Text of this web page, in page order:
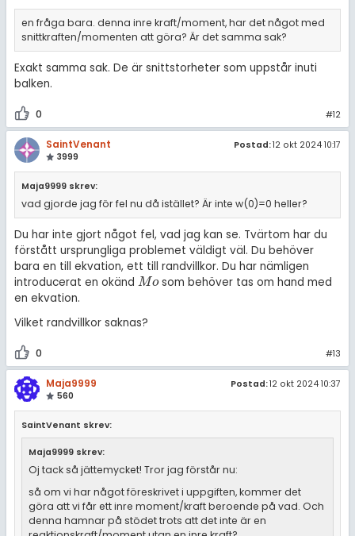
en fråga bara. denna inre kraft/moment, har det något med
snittkraften/momenten att göra? Är det samma sak?
Exakt samma sak. De är snittstorheter som uppstår inuti
balken.
0 #12
SaintVenant
3999
Postad:12 okt 2024 10:17
Maja9999 skrev:
vad gjorde jag för fel nu då istället? Är inte w(0)=0 heller?
Du har inte gjort något fel, vad jag kan se. Tvärtom har du
förstått ursprungliga problemet väldigt väl. Du behöver
bara en till ekvation, ett till randvillkor. Du har nämligen
introducerat en okänd Mo
Mo som behöver tas om hand med
en ekvation.
Vilket randvillkor saknas?
0 #13
Maja9999
560
Postad:12 okt 2024 10:37
SaintVenant skrev:
Maja9999 skrev:
Oj tack så jättemycket! Tror jag förstår nu:
så om vi har något föreskrivet i uppgiften, kommer det
göra att vi får ett inre moment/kraft beroende på vad. Och
denna hamnar på stödet trots att det inte är en